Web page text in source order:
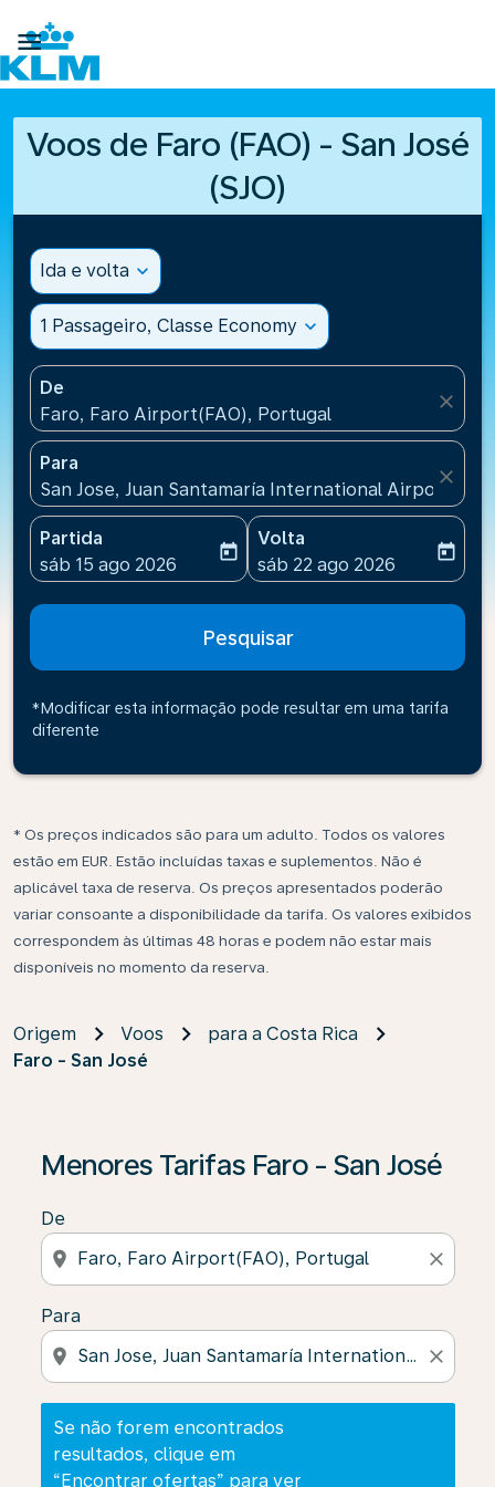

Voos de Faro (FAO) - San José
(SJO)
Ida e volta expand_more
1 Passageiro, Classe Economy expand_more
De
Faro, Faro Airport(FAO), Portugal
close
Para
San Jose, Juan Santamaría International
close
Partida
fc-booking-departure-date-aria-label
sáb 15 ago 2026
today
Volta
fc-booking-return-date-
sáb 22 ago 2026
today
Pesquisar
*Modificar esta informação pode resultar em uma tarifa
diferente
* Os preços indicados são para um adulto. Todos os valores
estão em EUR. Estão incluídas taxas e suplementos. Não é
aplicável taxa de reserva. Os preços apresentados poderão
variar consoante a disponibilidade da tarifa. Os valores exibidos
correspondem às últimas 48 horas e podem não estar mais
disponíveis no momento da reserva.
Origem Voos
para a Costa Rica
Faro - San José
Menores Tarifas Faro - San José
De
location_on close
Para
location_on close
Se não forem encontrados
resultados, clique em
“Encontrar ofertas” para ver
Se não forem encontrados resultados, clique em